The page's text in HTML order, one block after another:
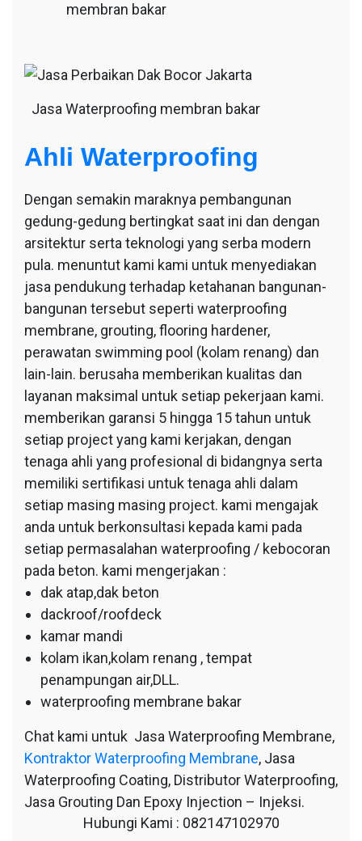
membran bakar
Jasa Waterproofing membran bakar
Ahli Waterproofing
Dengan semakin maraknya pembangunan
gedung-gedung bertingkat saat ini dan dengan
arsitektur serta teknologi yang serba modern
pula. menuntut kami kami untuk menyediakan
jasa pendukung terhadap ketahanan bangunan-
bangunan tersebut seperti waterproofing
membrane, grouting, flooring hardener,
perawatan swimming pool (kolam renang) dan
lain-lain. berusaha memberikan kualitas dan
layanan maksimal untuk setiap pekerjaan kami.
memberikan garansi 5 hingga 15 tahun untuk
setiap project yang kami kerjakan, dengan
tenaga ahli yang profesional di bidangnya serta
memiliki sertifikasi untuk tenaga ahli dalam
setiap masing masing project. kami mengajak
anda untuk berkonsultasi kepada kami pada
setiap permasalahan waterproofing / kebocoran
pada beton. kami mengerjakan :
dak atap,dak beton
dackroof/roofdeck
kamar mandi
kolam ikan,kolam renang , tempat
penampungan air,DLL.
waterproofing membrane bakar
Chat kami untuk Jasa Waterproofing Membrane,
Kontraktor Waterproofing Membrane, Jasa
Waterproofing Coating, Distributor Waterproofing,
Jasa Grouting Dan Epoxy Injection – Injeksi.
Hubungi Kami : 082147102970